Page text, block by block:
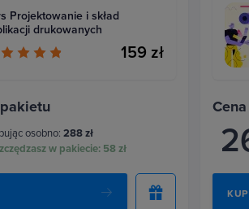
Projektowanie i skład
drukowanych
159 zł
osobno: 288 zł
w pakiecie: 58 zł